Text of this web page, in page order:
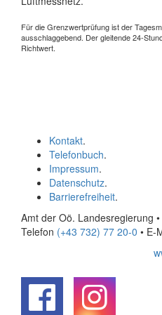
Für die Grenzwertprüfung ist der
ausschlaggebend. Der gleitende 24-
Richtwert.
Kontakt.
Telefonbuch.
Impressum.
Datenschutz.
Barrierefreiheit.
Amt der Oö. Landesregierung
Telefon (+43 732) 77 20-0 • E-